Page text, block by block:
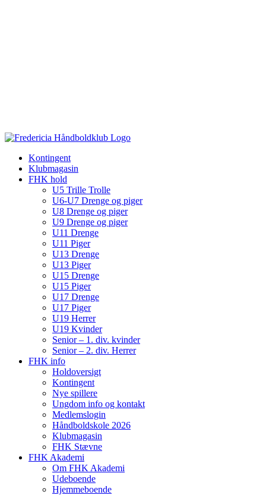
Kontingent
Klubmagasin
FHK hold
U5 Trille Trolle
U6-U7 Drenge og piger
U8 Drenge og piger
U9 Drenge og piger
U11 Drenge
U11 Piger
U13 Drenge
U13 Piger
U15 Drenge
U15 Piger
U17 Drenge
U17 Piger
U19 Herrer
U19 Kvinder
Senior – 1. div. kvinder
Senior – 2. div. Herrer
FHK info
Holdoversigt
Kontingent
Nye spillere
Ungdom info og kontakt
Medlemslogin
Håndboldskole 2026
Klubmagasin
FHK Stævne
FHK Akademi
Om FHK Akademi
Udeboende
Hjemmeboende